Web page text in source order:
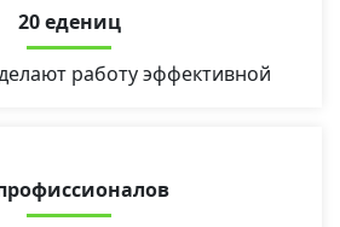
20 едениц
работу эффективной